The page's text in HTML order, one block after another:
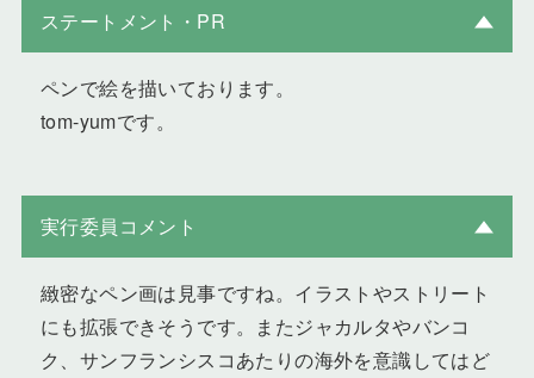
ステートメント・PR
ペンで絵を描いております。
tom-yumです。
実行委員コメント
緻密なペン画は見事ですね。イラストやストリート
にも拡張できそうです。またジャカルタやバンコ
ク、サンフランシスコあたりの海外を意識してはど